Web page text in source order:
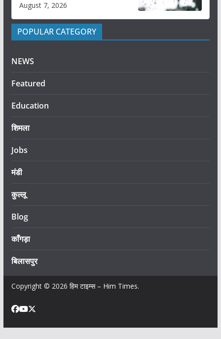
August 7, 2026
POPULAR CATEGORY
NEWS
Featured
Education
शिमला
Jobs
मंडी
कुल्लू
Blog
काँगड़ा
बिलासपुर
Copyright © 2026 हिम टाइम्स – Him Times.